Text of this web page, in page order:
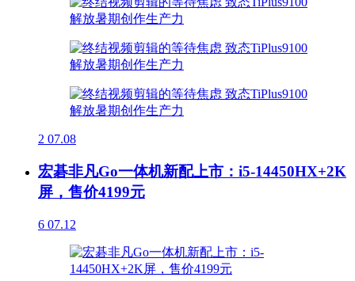
2 07.08
宏碁非凡Go一体机新配上市：i5-14450HX+2K
屏，售价4199元
6 07.12